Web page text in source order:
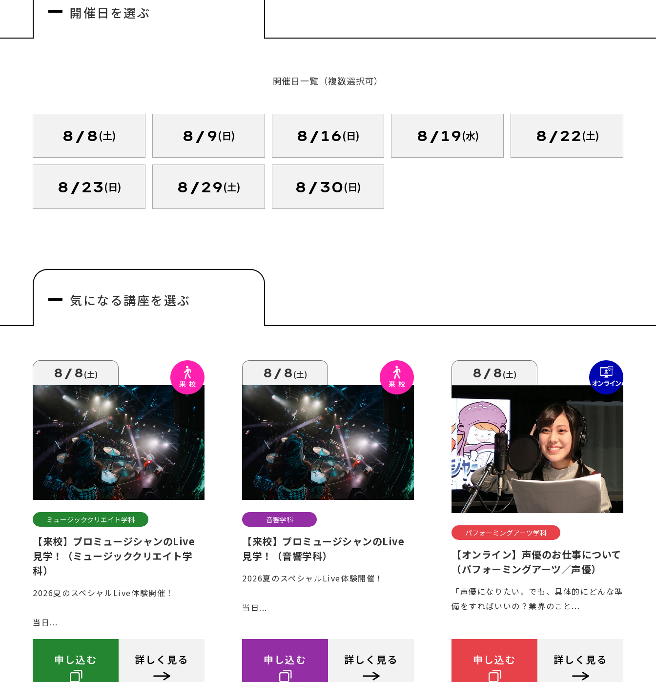
開催日を選ぶ
開催日一覧（複数選択可）
8/8(土) 8/9(日) 8/16(日) 8/19(水) 8/22(土)
8/23(日) 8/29(土) 8/30(日)
気になる講座を選ぶ
8/8(土)
ミュージッククリエイト学科
【来校】プロミュージシャンのLive
見学！（ミュージッククリエイト学
科）
2026夏のスペシャルLive体験開催！
当日...
申し込む 詳しく見る
8/8(土)
音響学科
【来校】プロミュージシャンのLive
見学！（音響学科）
2026夏のスペシャルLive体験開催！
当日...
申し込む 詳しく見る
8/8(土)
パフォーミングアーツ学科
【オンライン】声優のお仕事について
（パフォーミングアーツ／声優）
「声優になりたい。でも、具体的にどんな準
備をすればいいの？業界のこと...
申し込む 詳しく見る